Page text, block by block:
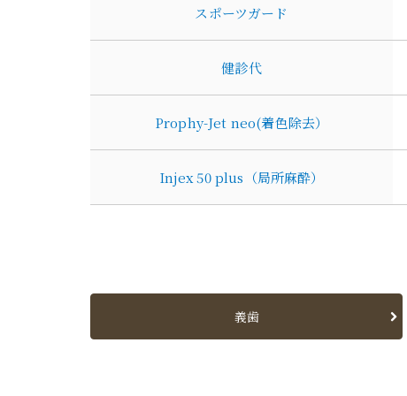
スポーツガード
健診代
Prophy-Jet neo(着色除去）
Injex 50 plus（局所麻酔）
義歯